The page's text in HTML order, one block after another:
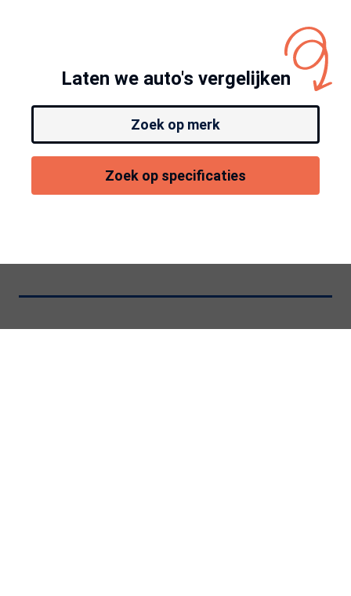
Laten we auto's vergelijken
Zoek op merk
Zoek op specificaties